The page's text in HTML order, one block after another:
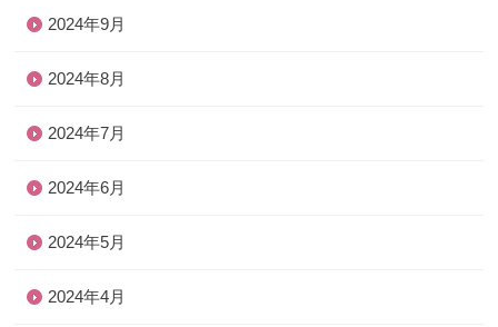
2024年9月
2024年8月
2024年7月
2024年6月
2024年5月
2024年4月